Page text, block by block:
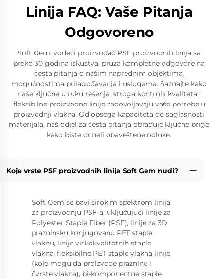
Linija FAQ: Vaše Pitanja
Odgovoreno
Soft Gem, vodeći proizvođač PSF proizvodnih linija sa
preko 30 godina iskustva, pruža kompletne odgovore na
česta pitanja o našim naprednim objektima,
mogućnostima prilagođavanja i uslugama. Saznajte kako
naše ključne u ruku rešenja, stroga kontrola kvaliteta i
fleksibilne proizvodne linije zadovoljavaju vaše potrebe u
proizvodnji vlakna. Od opsega kapaciteta do saglasnosti
materijala, naš odjel za česta pitanja obrađuje ključne brige
kako biste doneli obaveštene odluke.
Koje vrste PSF proizvodnih linija Soft Gem nudi?
Soft Gem se bavi širokim spektrom linija
za proizvodnju PSF-a, uključujući linije za
Polyester Staple Fiber (PSF), linije za 3D
prazninsku konjugovanu PET staple
vlaknu, linije viskokvalitetnih staple
vlakna, fleksibilne PET staple vlakna linije
(koje mogu da proizvode praznine i
čvrste vlakna), bi-komponentne staple